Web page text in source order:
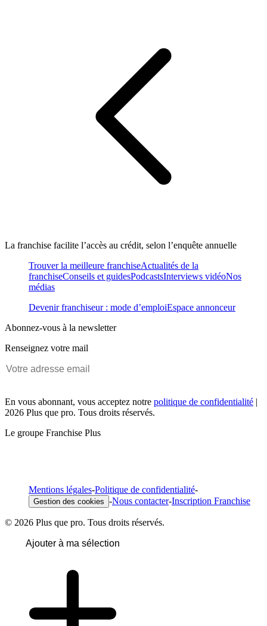
La franchise facilite l’accès au crédit, selon l’enquête annuelle
Trouver la meilleure franchiseActualités de la
franchiseConseils et guidesPodcastsInterviews vidéoNos
médias
Devenir franchiseur : mode d’emploiEspace annonceur
Abonnez-vous à la newsletter
Renseignez votre mail
En vous abonnant, vous acceptez notre politique de confidentialité |
2026 Plus que pro. Tous droits réservés.
Le groupe Franchise Plus
Mentions légales-Politique de confidentialité-
Gestion des cookies -Nous contacter-Inscription Franchise
© 2026 Plus que pro. Tous droits réservés.
Ajouter à ma sélection